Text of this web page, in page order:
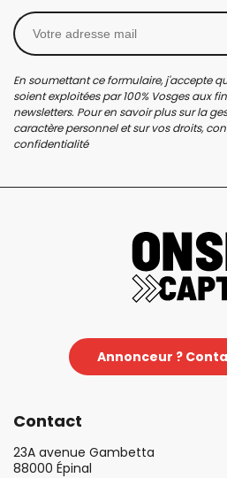
En soumettant ce formulaire, j'accepte
soient exploitées par 100% Vosges aux
newsletters. Pour en savoir plus sur la
caractère personnel et sur vos droits,
confidentialité
Annonceur ?
Contact
23A avenue Gambetta
88000 Épinal